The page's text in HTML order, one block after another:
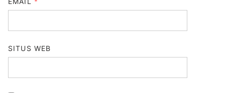
SITUS WEB